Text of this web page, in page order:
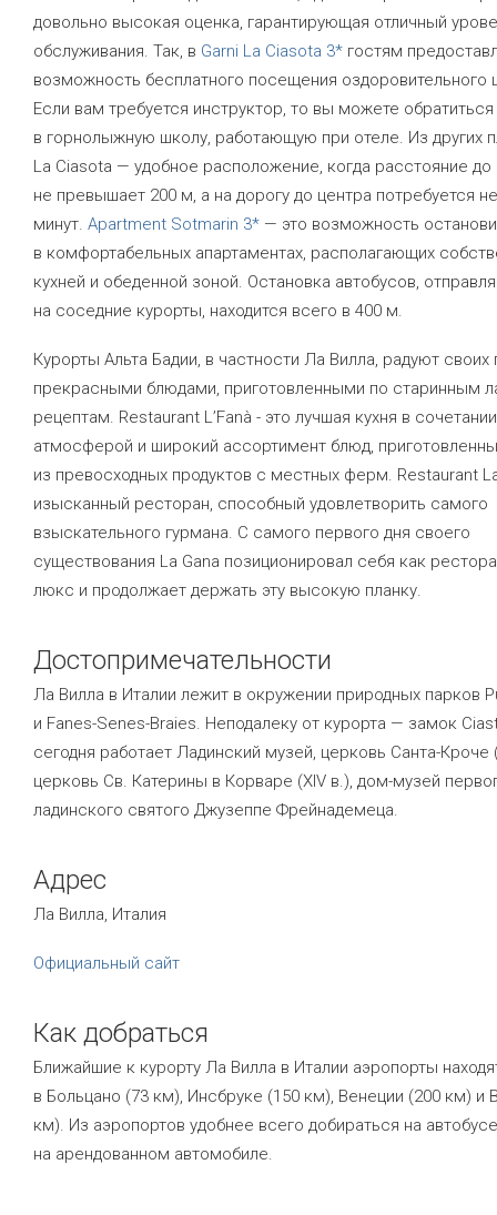
довольно высокая оценка, гарантирующая отличный
обслуживания. Так, в Garni La Ciasota 3* гостям
возможность бесплатного посещения оздоровительного
Если вам требуется инструктор, то вы можете обратиться
в горнолыжную школу, работающую при отеле. Из других
La Ciasota — удобное расположение, когда расстояние до
не превышает 200 м, а на дорогу до центра потребуется
минут. Apartment Sotmarin 3* — это возможность
в комфортабельных апартаментах, располагающих
кухней и обеденной зоной. Остановка автобусов,
на соседние курорты, находится всего в 400 м.
Курорты Альта Бадии, в частности Ла Вилла, радуют своих
прекрасными блюдами, приготовленными по старинным
рецептам. Restaurant L’Fanà - это лучшая кухня в
атмосферой и широкий ассортимент блюд,
из превосходных продуктов с местных ферм. Restaurant
изысканный ресторан, способный удовлетворить самого
взыскательного гурмана. С самого первого дня своего
существования La Gana позиционировал себя как
люкс и продолжает держать эту высокую планку.
Достопримечательности
Ла Вилла в Италии лежит в окружении природных парков
и Fanes-Senes-Braies. Неподалеку от курорта — замок
сегодня работает Ладинский музей, церковь Санта-Кроче
церковь Св. Катерины в Корваре (XIV в.), дом-музей
ладинского святого Джузеппе Фрейнадемеца.
Адрес
Ла Вилла, Италия
Официальный сайт
Как добраться
Ближайшие к курорту Ла Вилла в Италии аэропорты
в Больцано (73 км), Инсбруке (150 км), Венеции (200 км) и
км). Из аэропортов удобнее всего добираться на
на арендованном автомобиле.